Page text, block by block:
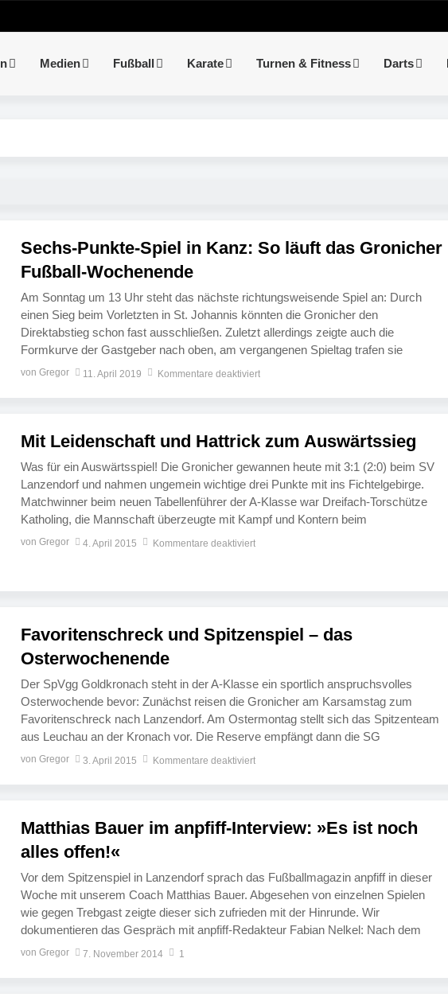
Medien Fußball Karate Turnen & Fitness Darts
Sechs-Punkte-Spiel in Kanz: So läuft das Gronicher
Fußball-Wochenende
Am Sonntag um 13 Uhr steht das nächste richtungsweisende Spiel an: Durch
einen Sieg beim Vorletzten in St. Johannis könnten die Gronicher den
Direktabstieg schon fast ausschließen. Zuletzt allerdings zeigte auch die
Formkurve der Gastgeber nach oben, am vergangenen Spieltag trafen sie
vierfach. Die Reserve möchte bei der SG Kreuz/FSV Bayreuth punkten, die A-
von Gregor 11. April 2019 Kommentare deaktiviert
Mit Leidenschaft und Hattrick zum Auswärtssieg
Was für ein Auswärtsspiel! Die Gronicher gewannen heute mit 3:1 (2:0) beim SV
Lanzendorf und nahmen ungemein wichtige drei Punkte mit ins Fichtelgebirge.
Matchwinner beim neuen Tabellenführer der A-Klasse war Dreifach-Torschütze
Katholing, die Mannschaft überzeugte mit Kampf und Kontern beim
Favoritenschreck. Ausgesprochen zurückhaltend waren die Erwartungen im
von Gregor 4. April 2015 Kommentare deaktiviert
Favoritenschreck und Spitzenspiel – das
Osterwochenende
Der SpVgg Goldkronach steht in der A-Klasse ein sportlich anspruchsvolles
Osterwochende bevor: Zunächst reisen die Gronicher am Karsamstag zum
Favoritenschreck nach Lanzendorf. Am Ostermontag stellt sich das Spitzenteam
aus Leuchau an der Kronach vor. Die Reserve empfängt dann die SG
Fichtelberg/Mehlmeisel zum Fichtelgebirgs-Duell. Es war ein Paukenschlag: Am
von Gregor 3. April 2015 Kommentare deaktiviert
Matthias Bauer im anpfiff-Interview: »Es ist noch
alles offen!«
Vor dem Spitzenspiel in Lanzendorf sprach das Fußballmagazin anpfiff in dieser
Woche mit unserem Coach Matthias Bauer. Abgesehen von einzelnen Spielen
wie gegen Trebgast zeigte dieser sich zufrieden mit der Hinrunde. Wir
dokumentieren das Gespräch mit anpfiff-Redakteur Fabian Nelkel: Nach dem
Abstieg aus der Kreisklasse liegt die SpVgg Goldkronach im Soll und führt nach
von Gregor 7. November 2014 1